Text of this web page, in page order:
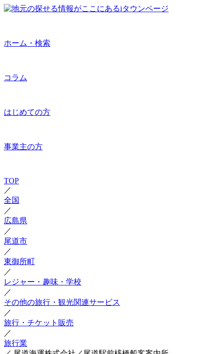
ホーム・検索
コラム
はじめての方
事業主の方
TOP
／
全国
／
広島県
／
尾道市
／
東御所町
／
レジャー・趣味・学校
／
その他の旅行・観光関連サービス
／
旅行・チケット販売
／
旅行業